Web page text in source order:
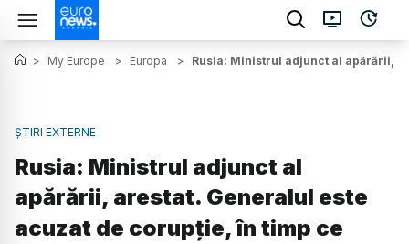
> My Europe > Europa > Rusia: Ministrul adjunct al apărării,
ȘTIRI EXTERNE
Rusia: Ministrul adjunct al
apărării, arestat. Generalul este
acuzat de corupție, în timp ce